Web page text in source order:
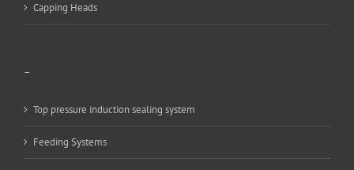
Capping Heads
–
Top pressure induction sealing system
Feeding Systems